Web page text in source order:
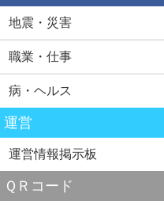
地震・災害
職業・仕事
病・ヘルス
運営
運営情報掲示板
ＱＲコード